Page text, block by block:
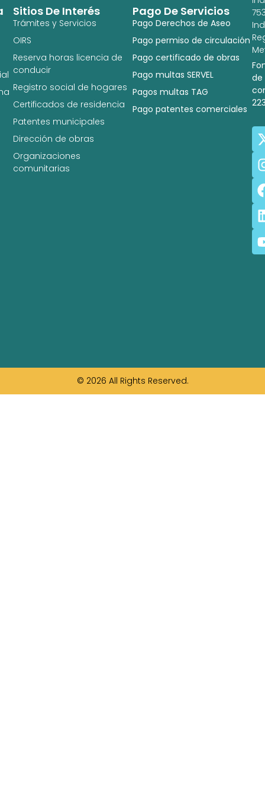
Pago De Servicios
Pago Derechos de Aseo
Pago permiso de circulación
Pago certificado de obras
Pago multas SERVEL
Pagos multas TAG
Pago patentes comerciales
Sitios De Interés
Trámites y Servicios
OIRS
Reserva horas licencia de
conducir
Registro social de hogares
Certificados de residencia
Patentes municipales
Dirección de obras
Organizaciones
comunitarias
de
© 2026 All Rights Reserved.